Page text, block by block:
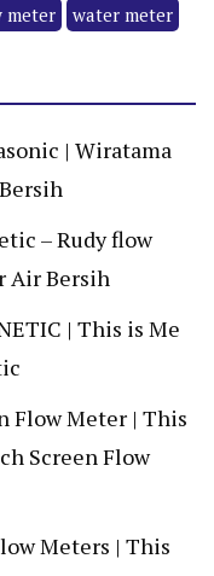
meter water meter
| Wiratama
– Rudy flow
Air Bersih
| This is Me
Flow Meter | This
Screen Flow
Meters | This